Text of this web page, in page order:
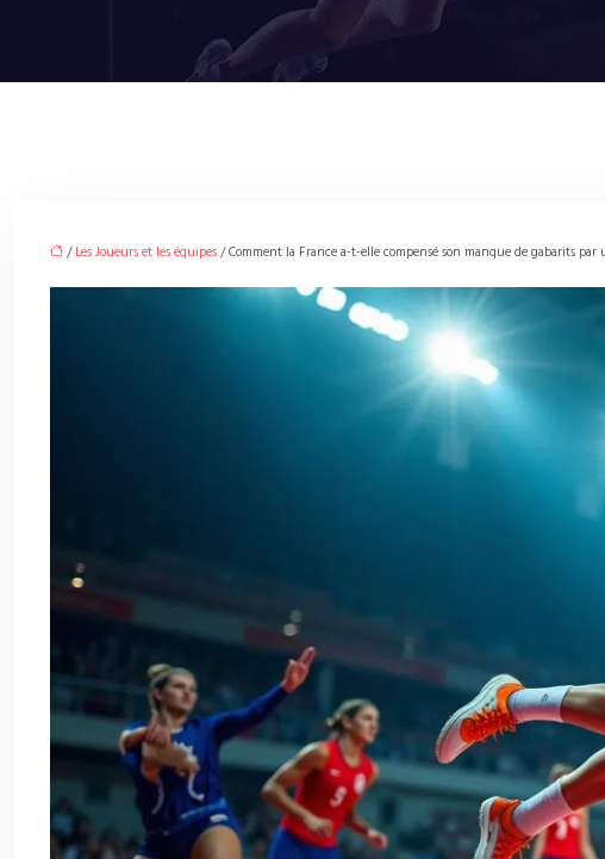
/Les Joueurs et les équipes/ Comment la France a-t-elle compensé son manque de gabarits